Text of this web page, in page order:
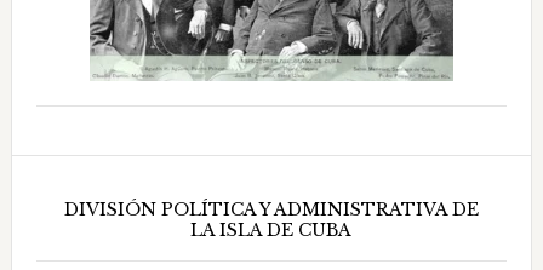
DIVISIÓN POLÍTICA Y ADMINISTRATIVA DE
LA ISLA DE CUBA